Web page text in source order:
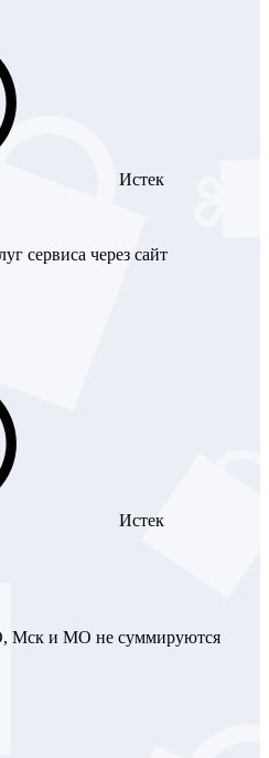
Истек
сервиса через сайт
Истек
Мск и МО не суммируются